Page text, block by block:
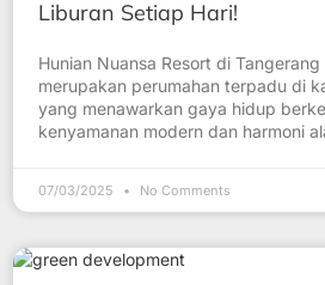
Liburan Setiap Hari!
Hunian Nuansa Resort di Tangerang
merupakan perumahan terpadu di
yang menawarkan gaya hidup
kenyamanan modern dan harmoni
07/03/2025 No Comments